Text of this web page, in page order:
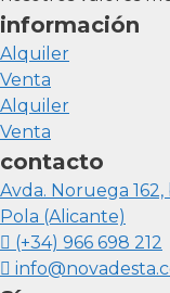
información
Alquiler
Venta
Alquiler
Venta
contacto
Avda. Noruega 162,
Pola (Alicante)
(+34) 966 698 212